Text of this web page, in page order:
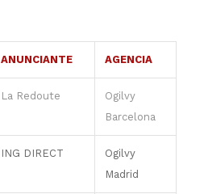
ANUNCIANTE AGENCIA
La Redoute
Ogilvy
Barcelona
ING DIRECT
Ogilvy
Madrid